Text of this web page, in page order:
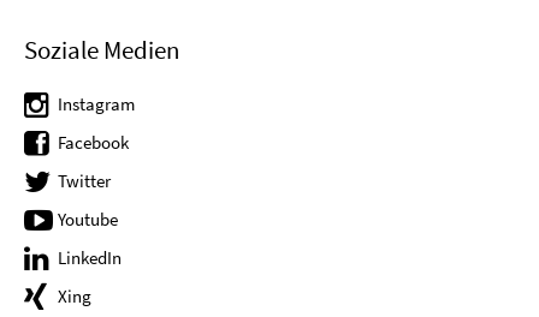
Soziale Medien
Instagram
Facebook
Twitter
Youtube
LinkedIn
Xing